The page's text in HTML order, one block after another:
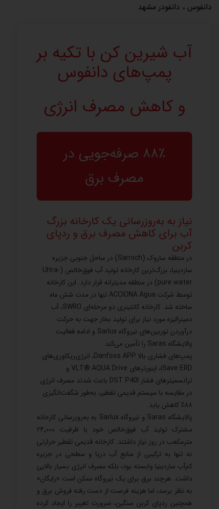
دانفوس ، دانفودر مشهد
آب شیرین کن با تکیه بر
پمپ‌های دانفوس
و کاهش مصرف انرژی
۸۸٪ صرفه‌جویی در
مصرف برق
نیاز به به‌روزرسانی یک کارخانه بزرگ
آب برای کاهش مصرف برق و ردپای
کربن
در منطقه ساروک (Sarroch) در ساحل جنوبی جزیره
ساردینیا، بزرگ‌ترین کارخانه تولید آب فوق‌خالص (Ultra-
pure water) در منطقه مدیترانه قرار دارد. این کارخانه
توسط شرکت ACCIONA Agua تنها در مدت شش ماه
ساخته شد. کارخانه کانتینری دو مرحله‌ای SWRO، آب
دمینرالیزه مورد نیاز برای تولید بخار جهت به حرکت
درآوردن توربین‌های نیروگاه Sarlux و ادامه فعالیت
پالایشگاه Saras را تأمین می‌کند.
پمپ‌های فشاری بالا Danfoss APP، انرژی‌ریکاوری‌های
iSave ERD، اینورترهای VLT® AQUA Drive و
ترانسمیترهای فشار DST P40I باعث شدند مصرف انرژی
در مقایسه با سیستم قدیمی تقطیر، به‌طور شگفت‌انگیزی
۸۸٪ کاهش یابد.
پالایشگاه Saras و نیروگاه Sarlux به به‌روزرسانی کارخانه
مشترک تولید آب فوق‌خالص خود با ظرفیت ۲۴٬۰۰۰
مترمکعب در روز نیاز داشتند. کارخانه قدیمی تقطیر حرارتی
نه تنها به ترکیبی از منابع آب دریا و سطحی در جزیره
کم‌آب ساردینیا وابسته بود، بلکه مصرف انرژی بسیار بالایی
داشت. هرچند برق برای یک نیروگاه ممکن است «رایگان»
به نظر برسد، اما هزینه فرصت از دست رفته فروش برق و
همچنین ردپای کربن سنگین، ضرورت تغییر را ایجاد کرده